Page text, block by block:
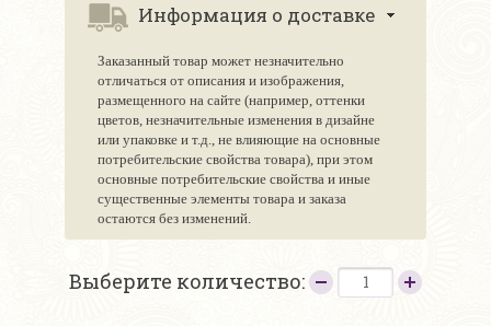
Информация о доставке
Заказанный товар может незначительно
отличаться от описания и изображения,
размещенного на сайте (например, оттенки
цветов, незначительные изменения в дизайне
или упаковке и т.д., не влияющие на основные
потребительские свойства товара), при этом
основные потребительские свойства и иные
существенные элементы товара и заказа
остаются без изменений.
Выберите количество: